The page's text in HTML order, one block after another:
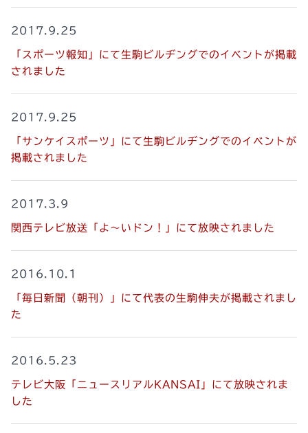
2017.9.25
「スポーツ報知」にて生駒ビルヂングでのイベントが掲載
されました
2017.9.25
「サンケイスポーツ」にて生駒ビルヂングでのイベントが
掲載されました
2017.3.9
関西テレビ放送「よ～いドン！」にて放映されました
2016.10.1
「毎日新聞（朝刊）」にて代表の生駒伸夫が掲載されまし
た
2016.5.23
テレビ大阪「ニュースリアルKANSAI」にて放映されま
した